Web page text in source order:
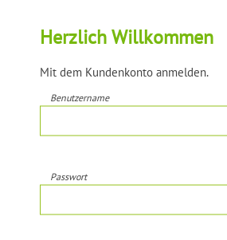
Herzlich Willkommen
Mit dem Kundenkonto anmelden.
Benutzername
Passwort